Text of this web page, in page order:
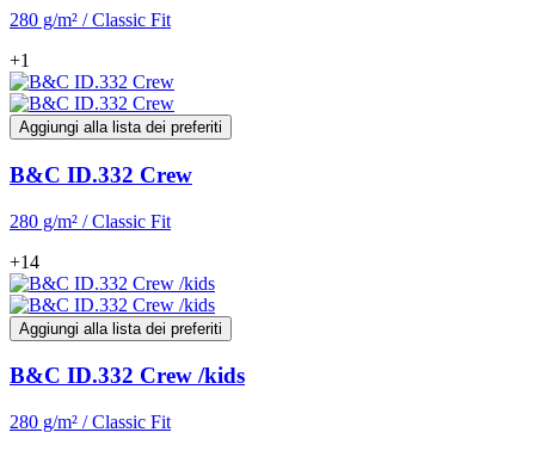
280 g/m² / Classic Fit
+1
Aggiungi alla lista dei preferiti
B&C ID.332 Crew
280 g/m² / Classic Fit
+14
Aggiungi alla lista dei preferiti
B&C ID.332 Crew /kids
280 g/m² / Classic Fit